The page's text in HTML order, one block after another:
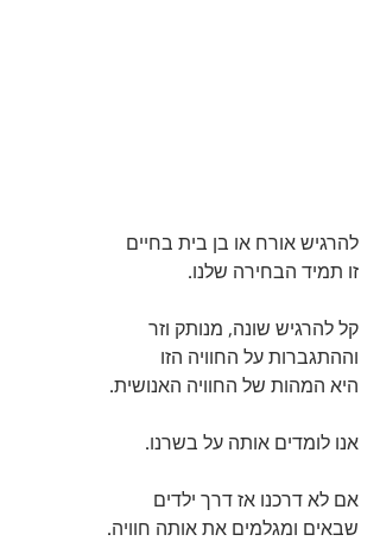
להרגיש אורח או בן בית בחיים
זו תמיד הבחירה שלנו.
קל להרגיש שונה, מנותק וזר
וההתגברות על החוויה הזו
היא המהות של החוויה האנושית.
אנו לומדים אותה על בשרנו.
אם לא דרכנו אז דרך ילדים
שבאים ומגלמים את אותה חוויה.